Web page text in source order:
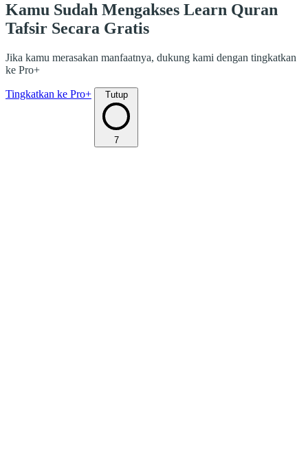
Kamu Sudah Mengakses Learn Quran
Tafsir Secara Gratis
Jika kamu merasakan manfaatnya, dukung kami dengan tingkatkan
ke Pro+
Tingkatkan ke Pro+ Tutup
7